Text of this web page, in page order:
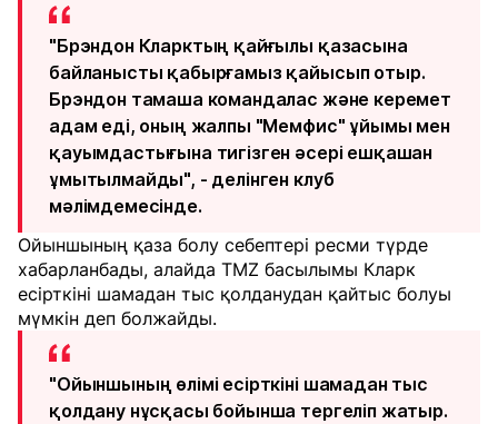
"Брэндон Кларктың қайғылы қазасына
байланысты қабырғамыз қайысып отыр.
Брэндон тамаша командалас және керемет
адам еді, оның жалпы "Мемфис" ұйымы мен
қауымдастығына тигізген әсері ешқашан
ұмытылмайды", - делінген клуб
мәлімдемесінде.
Ойыншының қаза болу себептері ресми түрде
хабарланбады, алайда TMZ басылымы Кларк
есірткіні шамадан тыс қолданудан қайтыс болуы
мүмкін деп болжайды.
"Ойыншының өлімі есірткіні шамадан тыс
қолдану нұсқасы бойынша тергеліп жатыр.